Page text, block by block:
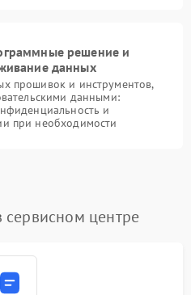
решение и
данных
прошивок и инструментов,
данными:
и
при необходимости
центре